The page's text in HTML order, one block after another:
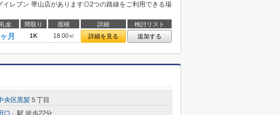
イレブン 帯山店があります◎2つの路線をご利用できる場
礼金 間取り 面積 詳細
検討リスト
月 1K 18.00㎡ 詳細を見る 追加する
央区黒髪 ５丁目
口 」駅 徒歩22分